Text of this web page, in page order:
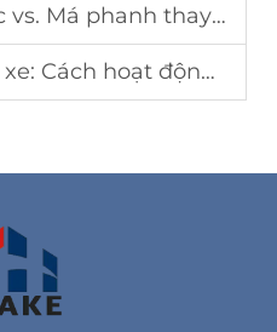
Lựa chọn đúng đắn cho an toàn và chi phí
hoạt động của má phanh | Taihua